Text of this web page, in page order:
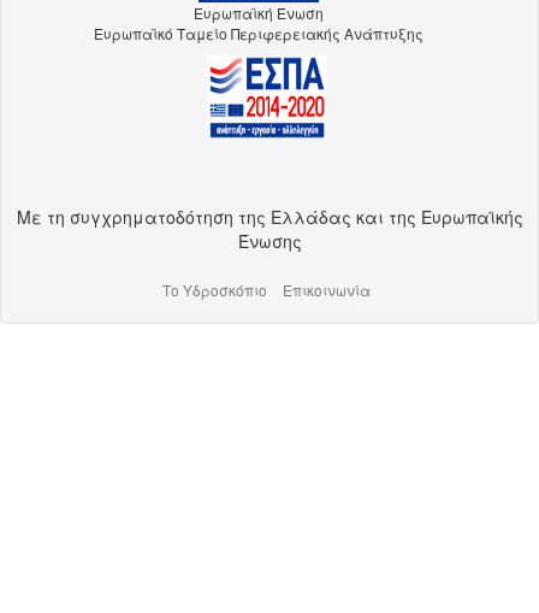
Ευρωπαϊκή Ένωση
Ευρωπαϊκό Ταμείο Περιφερειακής Ανάπτυξης
Με τη συγχρηματοδότηση της Ελλάδας και της Ευρωπαϊκής
Ένωσης
Το Υδροσκόπιο Επικοινωνία